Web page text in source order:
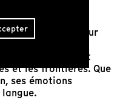
d’entendre
grand-mère. Pour
un point
des figures dont
et les frontières. Que
ses émotions